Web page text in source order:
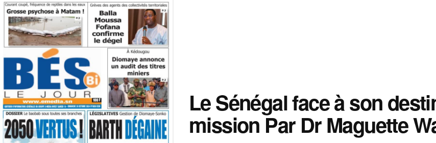
Le Sénégal face à son
mission Par Dr Maguette